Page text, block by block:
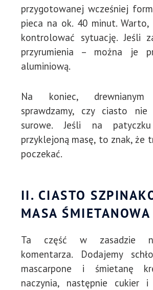
przygotowanej wcześniej
pieca na ok. 40 minut. Warto,
kontrolować sytuację. Jeśli
przyrumienia – można je
aluminiową.
Na koniec, drewnianym
sprawdzamy, czy ciasto
surowe. Jeśli na patyczku
przyklejoną masę, to znak, że
poczekać.
II. CIASTO
MASA ŚMIETANOWA
Ta część w zasadzie
komentarza. Dodajemy
mascarpone i śmietanę
naczynia, następnie cukier